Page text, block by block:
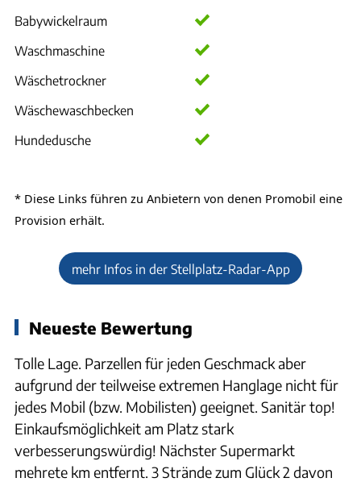
Babywickelraum
Waschmaschine
Wäschetrockner
Wäschewaschbecken
Hundedusche
* Diese Links führen zu Anbietern von denen Promobil eine
Provision erhält.
mehr Infos in der Stellplatz-Radar-App
Neueste Bewertung
Tolle Lage. Parzellen für jeden Geschmack aber
aufgrund der teilweise extremen Hanglage nicht für
jedes Mobil (bzw. Mobilisten) geeignet. Sanitär top!
Einkaufsmöglichkeit am Platz stark
verbesserungswürdig! Nächster Supermarkt
mehrete km entfernt. 3 Strände zum Glück 2 davon